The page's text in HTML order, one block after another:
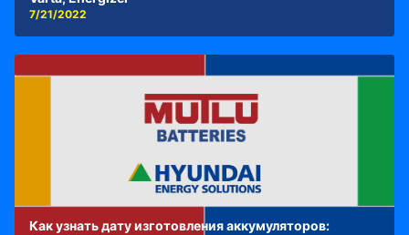
7/21/2022
Как узнать дату изготовления аккумуляторов: